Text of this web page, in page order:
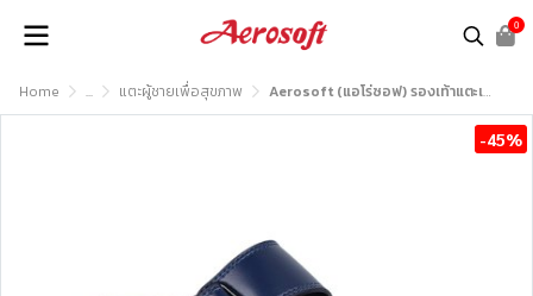
0
Home ... แตะผู้ชายเพื่อสุขภาพ Aerosoft (แอโร่ซอฟ) รองเท้าแตะเพื่อสุขภาพ รุ่น SM3037
-45%